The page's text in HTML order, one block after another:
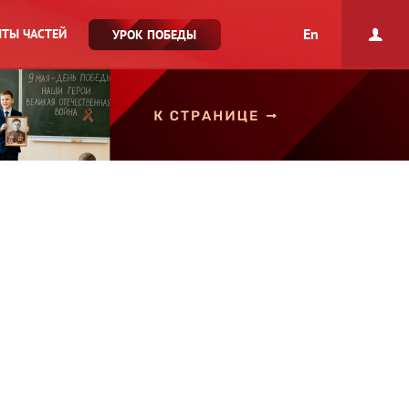
ЧАСТЕЙ УРОК ПОБЕДЫ En